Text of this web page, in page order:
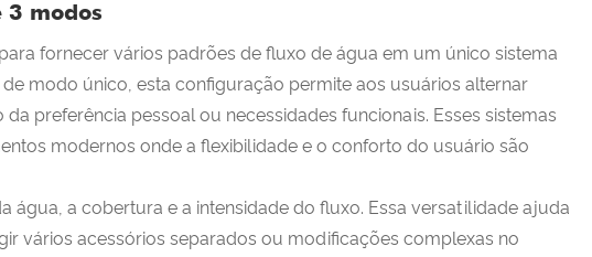
3 modos
fornecer vários padrões de fluxo de água em um único sistema
modo único, esta configuração permite aos usuários alternar
preferência pessoal ou necessidades funcionais. Esses sistemas
modernos onde a flexibilidade e o conforto do usuário são
a cobertura e a intensidade do fluxo. Essa versatilidade ajuda
vários acessórios separados ou modificações complexas no